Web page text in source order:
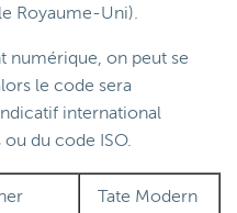
Royaume-Uni).
numérique, on peut se
le code sera
international
du code ISO.
Tate Modern